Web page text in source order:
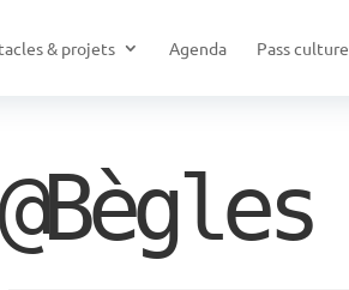
& projets Agenda Pass culture